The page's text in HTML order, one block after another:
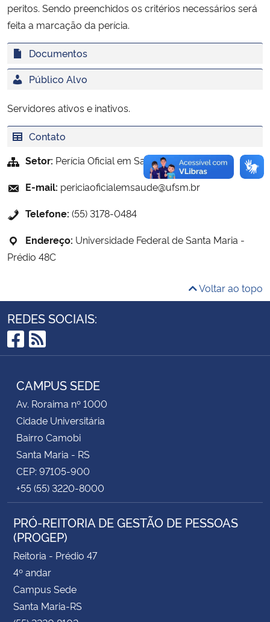
Ministério do Desenvolvimento Regional
Controladoria-Geral da União
Ministério da Mulher, da Família e dos Direitos Humanos
Secretaria-Geral
Secretaria de Governo
Banco Central do Brasil
peritos. Sendo preenchidos os critérios necessários será
feita a marcação da perícia.
Documentos
Público Alvo
Servidores ativos e inativos.
Contato
Setor: Perícia Oficial em Saúde
E-mail: periciaoficialemsaude@ufsm.br
Telefone: (55) 3178-0484
Endereço: Universidade Federal de Santa Maria -
Prédio 48C
Voltar ao topo
REDES SOCIAIS:
Facebook
RSS
CAMPUS SEDE
Av. Roraima nº 1000
Cidade Universitária
Bairro Camobi
Santa Maria - RS
CEP: 97105-900
+55 (55) 3220-8000
PRÓ-REITORIA DE GESTÃO DE PESSOAS
(PROGEP)
Reitoria - Prédio 47
4º andar
Campus Sede
Santa Maria-RS